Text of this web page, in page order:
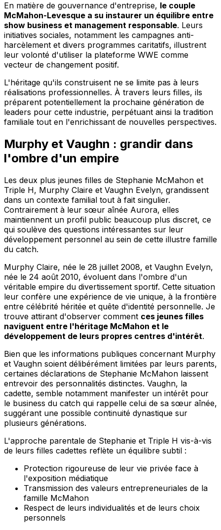
En matière de gouvernance d'entreprise, le couple
McMahon-Levesque a su instaurer un équilibre entre
show business et management responsable. Leurs
initiatives sociales, notamment les campagnes anti-
harcèlement et divers programmes caritatifs, illustrent
leur volonté d'utiliser la plateforme WWE comme
vecteur de changement positif.
L'héritage qu'ils construisent ne se limite pas à leurs
réalisations professionnelles. À travers leurs filles, ils
préparent potentiellement la prochaine génération de
leaders pour cette industrie, perpétuant ainsi la tradition
familiale tout en l'enrichissant de nouvelles perspectives.
Murphy et Vaughn : grandir dans
l'ombre d'un empire
Les deux plus jeunes filles de Stephanie McMahon et
Triple H, Murphy Claire et Vaughn Evelyn, grandissent
dans un contexte familial tout à fait singulier.
Contrairement à leur sœur aînée Aurora, elles
maintiennent un profil public beaucoup plus discret, ce
qui soulève des questions intéressantes sur leur
développement personnel au sein de cette illustre famille
du catch.
Murphy Claire, née le 28 juillet 2008, et Vaughn Evelyn,
née le 24 août 2010, évoluent dans l'ombre d'un
véritable empire du divertissement sportif. Cette situation
leur confère une expérience de vie unique, à la frontière
entre célébrité héritée et quête d'identité personnelle. Je
trouve attirant d'observer comment ces jeunes filles
naviguent entre l'héritage McMahon et le
développement de leurs propres centres d'intérêt.
Bien que les informations publiques concernant Murphy
et Vaughn soient délibérément limitées par leurs parents,
certaines déclarations de Stephanie McMahon laissent
entrevoir des personnalités distinctes. Vaughn, la
cadette, semble notamment manifester un intérêt pour
le business du catch qui rappelle celui de sa sœur aînée,
suggérant une possible continuité dynastique sur
plusieurs générations.
L'approche parentale de Stephanie et Triple H vis-à-vis
de leurs filles cadettes reflète un équilibre subtil :
Protection rigoureuse de leur vie privée face à
l'exposition médiatique
Transmission des valeurs entrepreneuriales de la
famille McMahon
Respect de leurs individualités et de leurs choix
personnels